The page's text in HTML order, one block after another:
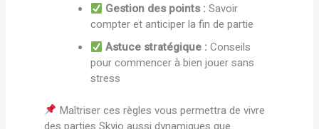
Gestion des points : Savoir
compter et anticiper la fin de partie
Astuce stratégique : Conseils
pour commencer à bien jouer sans
stress
Maîtriser ces règles vous permettra de vivre